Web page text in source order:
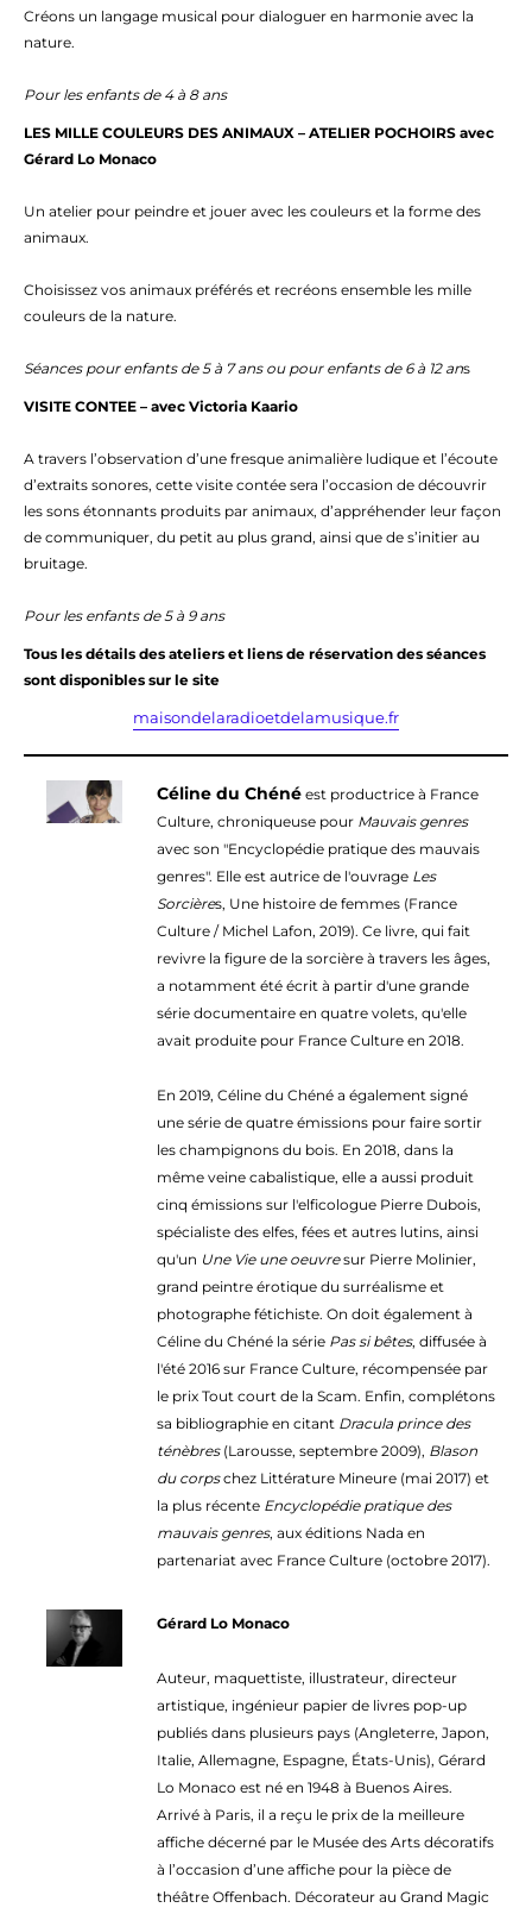
Créons un langage musical pour dialoguer en harmonie avec la
nature.
Pour les enfants de 4 à 8 ans
LES MILLE COULEURS DES ANIMAUX – ATELIER POCHOIRS avec
Gérard Lo Monaco
Un atelier pour peindre et jouer avec les couleurs et la forme des
animaux.
Choisissez vos animaux préférés et recréons ensemble les mille
couleurs de la nature.
Séances pour enfants de 5 à 7 ans ou pour enfants de 6 à 12 ans
VISITE CONTEE – avec Victoria Kaario
A travers l’observation d’une fresque animalière ludique et l’écoute
d’extraits sonores, cette visite contée sera l’occasion de découvrir
les sons étonnants produits par animaux, d’appréhender leur façon
de communiquer, du petit au plus grand, ainsi que de s’initier au
bruitage.
Pour les enfants de 5 à 9 ans
Tous les détails des ateliers et liens de réservation des séances
sont disponibles sur le site
maisondelaradioetdelamusique.fr
Céline du Chéné est productrice à France
Culture, chroniqueuse pour Mauvais genres
avec son "Encyclopédie pratique des mauvais
genres". Elle est autrice de l'ouvrage Les
Sorcières, Une histoire de femmes (France
Culture / Michel Lafon, 2019). Ce livre, qui fait
revivre la figure de la sorcière à travers les âges,
a notamment été écrit à partir d'une grande
série documentaire en quatre volets, qu'elle
avait produite pour France Culture en 2018.
En 2019, Céline du Chéné a également signé
une série de quatre émissions pour faire sortir
les champignons du bois. En 2018, dans la
même veine cabalistique, elle a aussi produit
cinq émissions sur l'elficologue Pierre Dubois,
spécialiste des elfes, fées et autres lutins, ainsi
qu'un Une Vie une oeuvresur Pierre Molinier,
grand peintre érotique du surréalisme et
photographe fétichiste. On doit également à
Céline du Chéné la série Pas si bêtes, diffusée à
l'été 2016 sur France Culture, récompensée par
le prix Tout court de la Scam. Enfin, complétons
sa bibliographie en citant Dracula prince des
ténèbres(Larousse, septembre 2009), Blason
du corpschez Littérature Mineure (mai 2017) et
la plus récente Encyclopédie pratique des
mauvais genres, aux éditions Nada en
partenariat avec France Culture (octobre 2017).
Gérard Lo Monaco
Auteur, maquettiste, illustrateur, directeur
artistique, ingénieur papier de livres pop-up
publiés dans plusieurs pays (Angleterre, Japon,
Italie, Allemagne, Espagne, États-Unis), Gérard
Lo Monaco est né en 1948 à Buenos Aires.
Arrivé à Paris, il a reçu le prix de la meilleure
affiche décerné par le Musée des Arts décoratifs
à l’occasion d’une affiche pour la pièce de
théâtre Offenbach. Décorateur au Grand Magic